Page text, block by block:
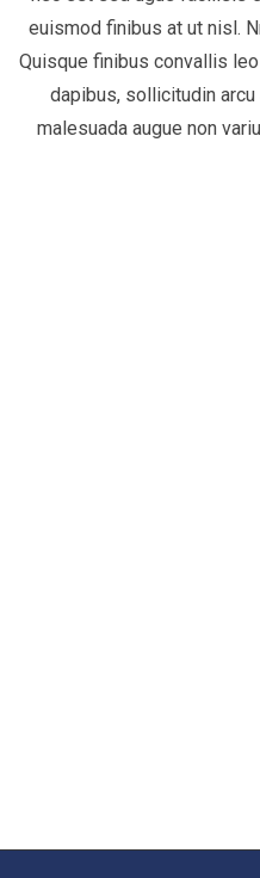
euismod finibus at ut nisl.
Quisque finibus convallis
dapibus, sollicitudin
malesuada augue non